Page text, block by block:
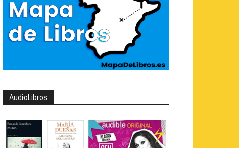
AudioLibros